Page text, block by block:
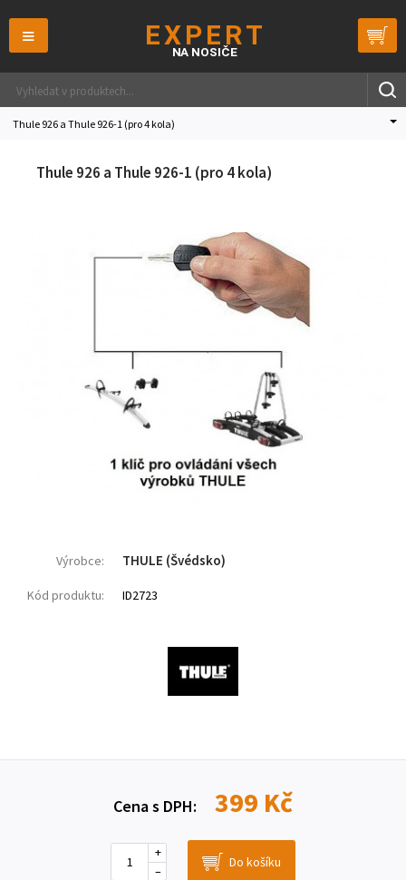
≡
Thule 926 a Thule 926-1 (pro 4 kola)
Thule 926 a Thule 926-1 (pro 4 kola)
Výrobce: THULE (Švédsko)
Kód produktu: ID2723
Cena s DPH: 399 Kč
–
+